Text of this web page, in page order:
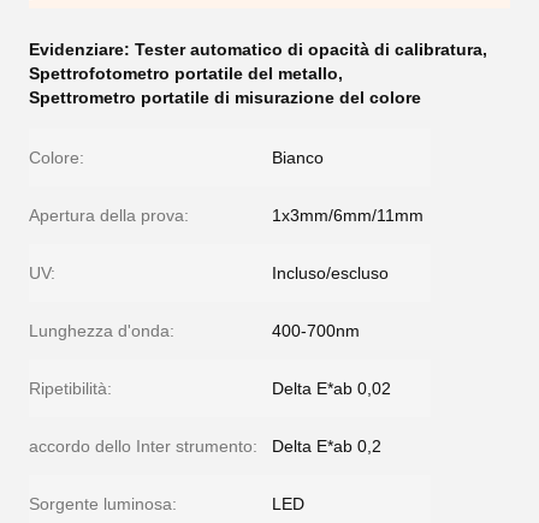
Evidenziare: Tester automatico di opacità di calibratura,
Spettrofotometro portatile del metallo,
Spettrometro portatile di misurazione del colore
Colore: Bianco
Apertura della prova: 1x3mm/6mm/11mm
UV: Incluso/escluso
Lunghezza d'onda: 400-700nm
Ripetibilità: Delta E*ab 0,02
accordo dello Inter strumento: Delta E*ab 0,2
Sorgente luminosa: LED